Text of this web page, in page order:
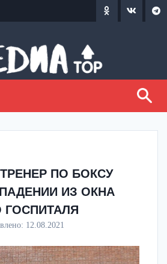
ПО БОКСУ
ИЗ ОКНА
ГОСПИТАЛЯ
12.08.2021